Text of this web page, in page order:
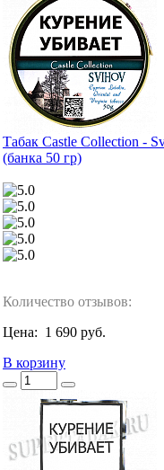
Табак Castle Collection -
(банка 50 гр)
Количество отзывов:
Цена: 1 690 руб.
В корзину